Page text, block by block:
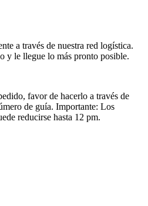
a través de nuestra red logística.
y le llegue lo más pronto posible.
favor de hacerlo a través de
de guía. Importante: Los
reducirse hasta 12 pm.